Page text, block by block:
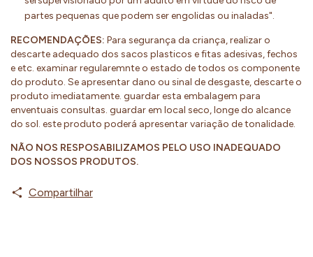
partes pequenas que podem ser engolidas ou inaladas".
RECOMENDAÇÕES: Para segurança da criança, realizar o
descarte adequado dos sacos plasticos e fitas adesivas, fechos
e etc. examinar regularemnte o estado de todos os componente
do produto. Se apresentar dano ou sinal de desgaste, descarte o
produto imediatamente. guardar esta embalagem para
enventuais consultas. guardar em local seco, longe do alcance
do sol. este produto poderá apresentar variação de tonalidade.
NÃO NOS RESPOSABILIZAMOS PELO USO INADEQUADO
DOS NOSSOS PRODUTOS.
Compartilhar